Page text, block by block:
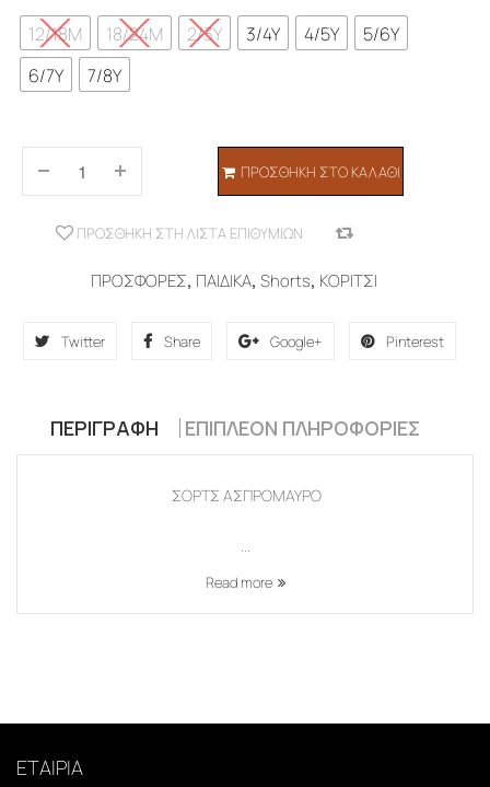
12/18M
18/24M 2/3Y 3/4Y 4/5Y
5/6Y
6/7Y
7/8Y
ΠΡΟΣΘΉΚΗ ΣΤΟ ΚΑΛΆΘΙ
ΠΡΟΣΘΉΚΗ ΣΤΗ ΛΊΣΤΑ ΕΠΙΘΥΜΙΏΝ
ΠΡΟΣΦΟΡΕΣ, ΠΑΙΔΙΚΑ, Shorts, ΚΟΡΙΤΣΙ
Twitter Share Google+ Pinterest
ΠΕΡΙΓΡΑΦΉ ΕΠΙΠΛΈΟΝ ΠΛΗΡΟΦΟΡΊΕΣ
ΣΟΡΤΣ ΑΣΠΡΟΜΑΥΡΟ
Read more
ΕΤΑΙΡΙΑ